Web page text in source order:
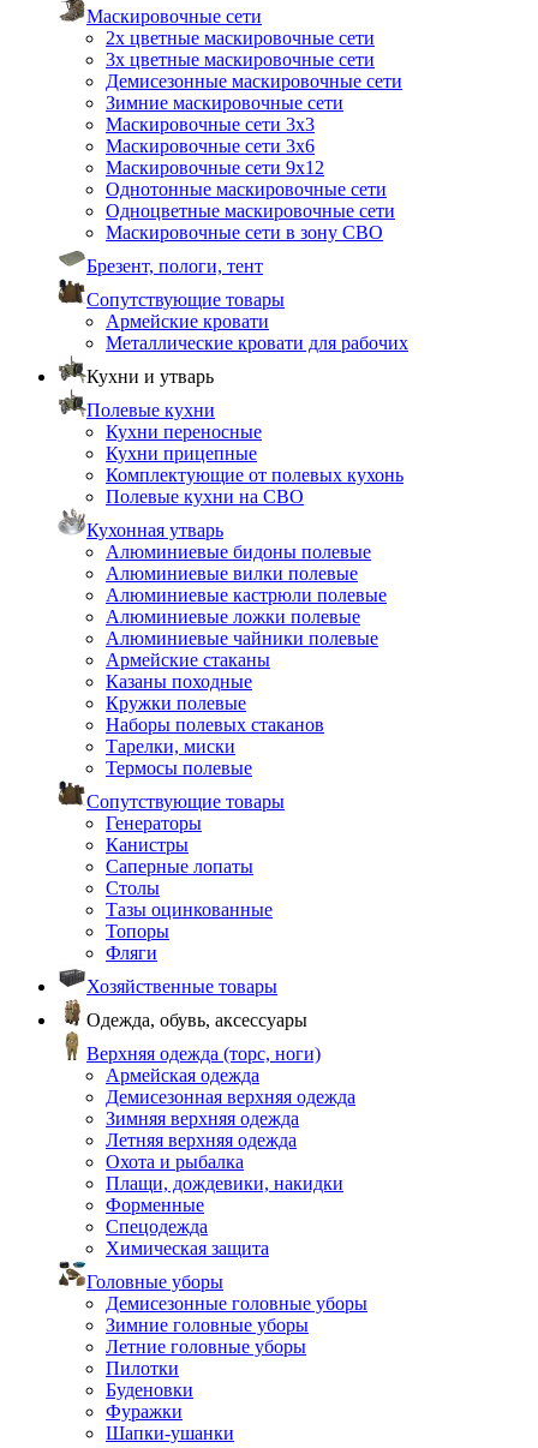
Маскировочные сети
2х цветные маскировочные сети
3х цветные маскировочные сети
Демисезонные маскировочные сети
Зимние маскировочные сети
Маскировочные сети 3х3
Маскировочные сети 3х6
Маскировочные сети 9х12
Однотонные маскировочные сети
Одноцветные маскировочные сети
Маскировочные сети в зону СВО
Брезент, пологи, тент
Сопутствующие товары
Армейские кровати
Металлические кровати для рабочих
Кухни и утварь
Полевые кухни
Кухни переносные
Кухни прицепные
Комплектующие от полевых кухонь
Полевые кухни на СВО
Кухонная утварь
Алюминиевые бидоны полевые
Алюминиевые вилки полевые
Алюминиевые кастрюли полевые
Алюминиевые ложки полевые
Алюминиевые чайники полевые
Армейские стаканы
Казаны походные
Кружки полевые
Наборы полевых стаканов
Тарелки, миски
Термосы полевые
Сопутствующие товары
Генераторы
Канистры
Саперные лопаты
Столы
Тазы оцинкованные
Топоры
Фляги
Хозяйственные товары
Одежда, обувь, аксессуары
Верхняя одежда (торс, ноги)
Армейская одежда
Демисезонная верхняя одежда
Зимняя верхняя одежда
Летняя верхняя одежда
Охота и рыбалка
Плащи, дождевики, накидки
Форменные
Спецодежда
Химическая защита
Головные уборы
Демисезонные головные уборы
Зимние головные уборы
Летние головные уборы
Пилотки
Буденовки
Фуражки
Шапки-ушанки